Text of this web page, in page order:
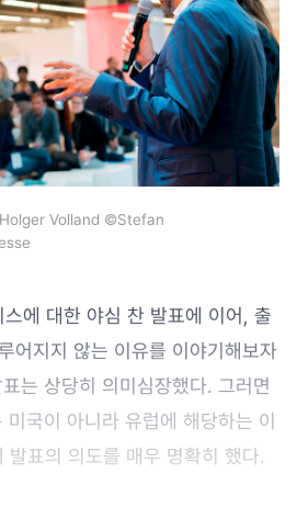
Holger Volland ©Stefan
에 대한 야심 찬 발표에 이어, 출
어지지 않는 이유를 이야기해보자
는 상당히 의미심장했다. 그러면
국이 아니라 유럽에 해당하는 이
발표의 의도를 매우 명확히 했다.